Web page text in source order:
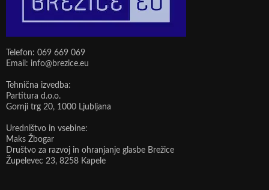
Telefon: 069 669 069
Email: info@brezice.eu
Tehnična izvedba:
Partitura d.o.o.
Gornji trg 20, 1000 Ljubljana
Uredništvo in vsebine:
Maks Žbogar
Društvo za razvoj in ohranjanje glasbe Brežice
Župelevec 23, 8258 Kapele